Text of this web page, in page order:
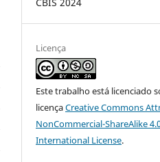
Licença
Este trabalho está licenciado
licençaCreative Commons
NonCommercial-ShareAlike
International License.